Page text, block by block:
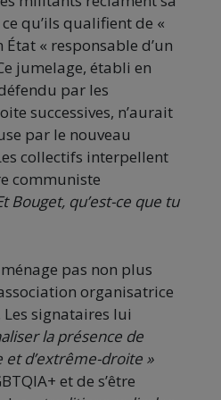
qu’ils qualifient de «
« responsable d’un
jumelage, établi en
par les
successives, n’aurait
par le nouveau
collectifs interpellent
communiste
Bouget, qu’est-ce que tu
pas non plus
organisatrice
signataires lui
la présence de
d’extrême-droite »
et de s’être